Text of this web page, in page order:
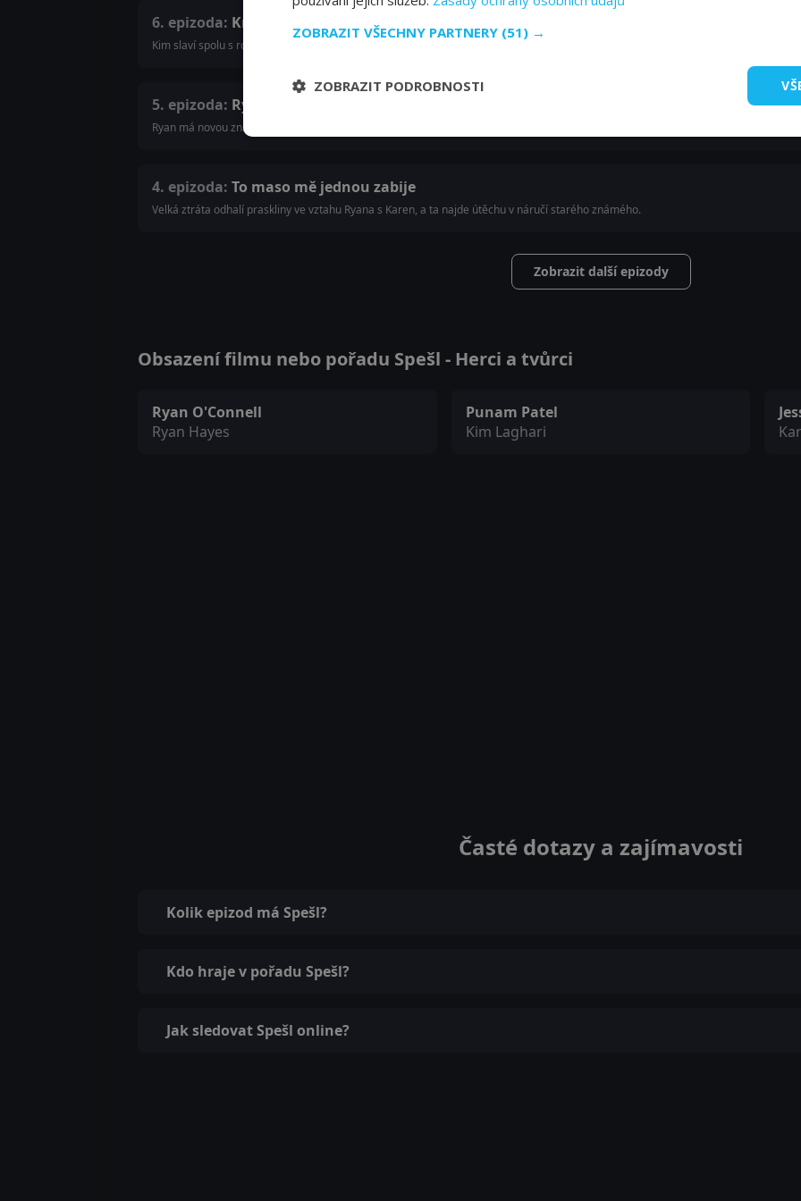
6. epizoda: Královny plesu
Kim slaví spolu s rodinou Díválí a napětí by se dalo krájet. Ples Crips se neobejde bez trapné chvilky mezi Ryanovými novými
5. epizoda: Ryan to táhne s invalidy
Ryan má novou známost, ale najednou musí čelit nečekanému dilematu. Kim je v maléru a musí se nastěhovat zpátky k rodičům.
4. epizoda: To maso mě jednou zabije
Velká ztráta odhalí praskliny ve vztahu Ryana s Karen, a ta najde útěchu v náručí starého známého.
Zobrazit další epizody
Obsazení filmu nebo pořadu Spešl - Herci a tvůrci
Ryan O'Connell
Ryan Hayes
Punam Patel
Kim Laghari
Časté dotazy a zajímavosti
Kolik epizod má Spešl?
Kdo hraje v pořadu Spešl?
Jak sledovat Spešl online?
ZOBRAZIT VŠECHNY PARTNERY (51) →
ZOBRAZIT PODROBNOSTI